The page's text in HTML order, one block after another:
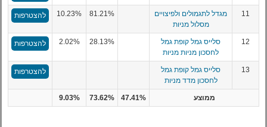
11
מגדל לתגמולים ולפיצויים
מסלול מניות
81.21%
10.23% להצטרפות
12
סלייס גמל קופת גמל
לחסכון מניות מניות
28.13%
2.02% להצטרפות
13
סלייס גמל קופת גמל
לחסכון מדד מניות
להצטרפות
ממוצע 47.41%
73.62%
9.03%